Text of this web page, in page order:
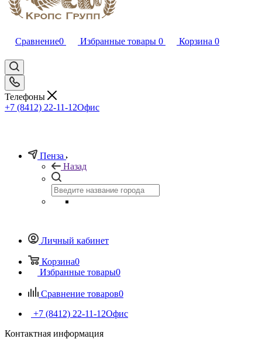
Сравнение0 Избранные товары 0 Корзина 0
Телефоны
+7 (8412) 22-11-12Офис
Пенза
Назад
Личный кабинет
Корзина0
Избранные товары0
Сравнение товаров0
+7 (8412) 22-11-12Офис
Контактная информация